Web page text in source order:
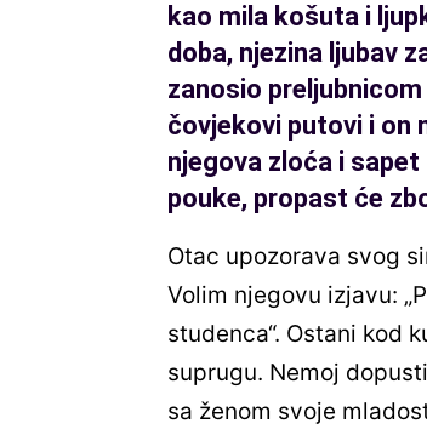
kao mila košuta i
doba, njezina ljubav
zanosio
čovjekovi putovi i on
njegova zloća i
pouke, propast će
Otac upozorava svog
Volim njegovu izjavu:
studenca“. Ostani kod
suprugu. Nemoj
sa ženom svoje